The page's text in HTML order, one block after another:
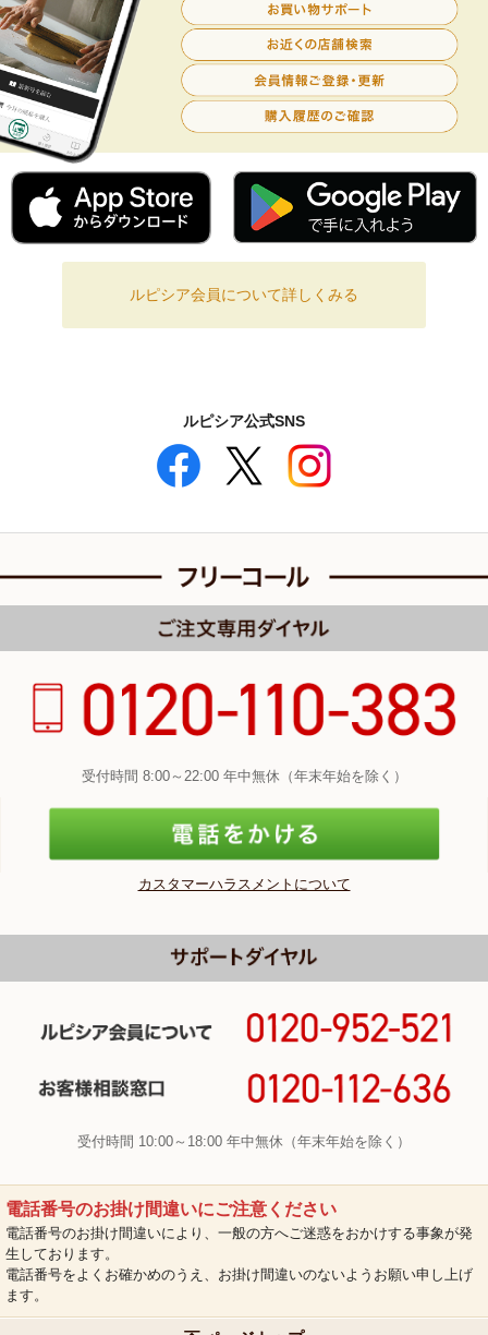
ルピシア会員について詳しくみる
ルピシア公式SNS
受付時間 8:00～22:00 年中無休（年末年始を除く）
カスタマーハラスメントについて
受付時間 10:00～18:00 年中無休（年末年始を除く）
電話番号のお掛け間違いにご注意ください
電話番号のお掛け間違いにより、一般の方へご迷惑をおかけする事象が発
生しております。
電話番号をよくお確かめのうえ、お掛け間違いのないようお願い申し上げ
ます。